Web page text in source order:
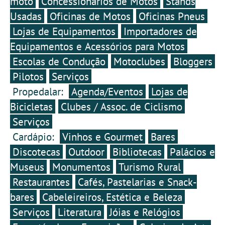
Usadas
Oficinas de Motos
Oficinas Pneus
Lojas de Equipamentos
Importadores de
Equipamentos e Acessórios para Motos
Escolas de Condução
Motoclubes
Bloggers
Pilotos
Serviços
Propedalar: Agenda/Eventos
Lojas de
Bicicletas
Clubes / Assoc. de Ciclismo
Serviços
Cardápio: Vinhos e Gourmet
Bares
Discotecas
Outdoor Bibliotecas
Palácios e
Museus
Monumentos
Turismo Rural
Restaurantes
Cafés, Pastelarias e Snack-
bares
Cabeleireiros, Estética e Beleza
Serviços
Literatura
Jóias e Relógios